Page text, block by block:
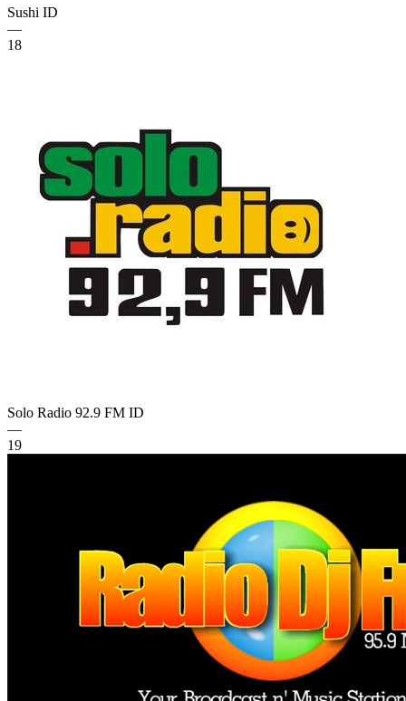
Sushi ID
—
18
Solo Radio 92.9 FM ID
—
19